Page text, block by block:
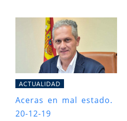
ACTUALIDAD
Aceras en mal estado.
20-12-19